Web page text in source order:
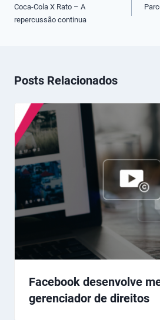
de
Post
Coca-Cola X Rato – A
repercussão continua
Posts Relacionados
Facebook desenvolve
gerenciador de direitos